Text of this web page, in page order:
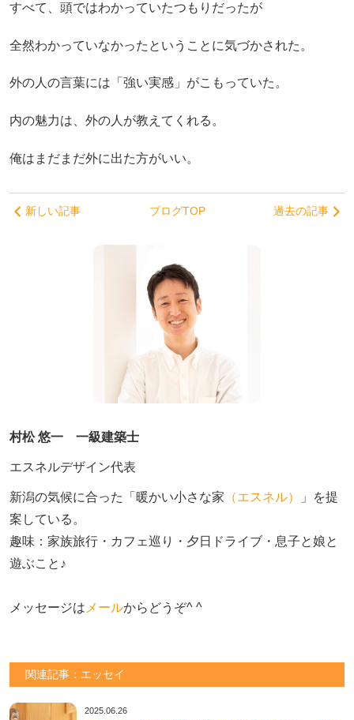
すべて、頭ではわかっていたつもりだったが
全然わかっていなかったということに気づかされた。
外の人の言葉には「強い実感」がこもっていた。
内の魅力は、外の人が教えてくれる。
俺はまだまだ外に出た方がいい。
新しい記事 ブログTOP 過去の記事
村松 悠一 一級建築士
エスネルデザイン代表
新潟の気候に合った「暖かい小さな家 （エスネル）
」を提
案している。
趣味：家族旅行・カフェ巡り・夕日ドライブ・息子と娘と
遊ぶこと♪
メッセージは メールからどうぞ^ ^
関連記事：エッセイ
2025.06.26